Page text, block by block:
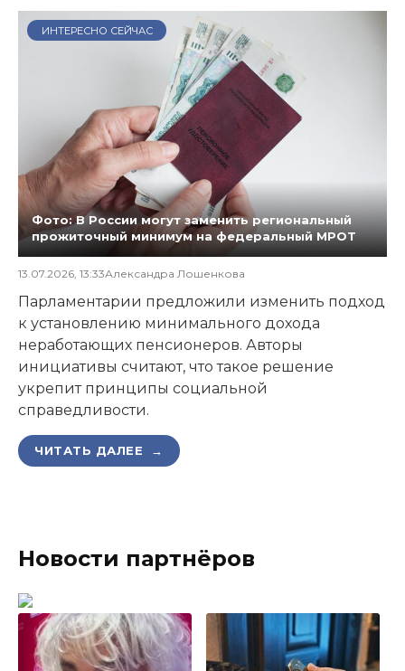
ИНТЕРЕСНО СЕЙЧАС
Фото: В России могут заменить региональный
прожиточный минимум на федеральный МРОТ
13.07.2026, 13:33Александра Лошенкова
Парламентарии предложили изменить подход
к установлению минимального дохода
неработающих пенсионеров. Авторы
инициативы считают, что такое решение
укрепит принципы социальной
справедливости.
ЧИТАТЬ ДАЛЕЕ →
Новости партнёров